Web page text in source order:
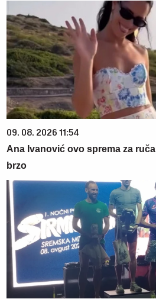
09. 08. 2026 11:54
Ana Ivanović ovo sprema za
brzo